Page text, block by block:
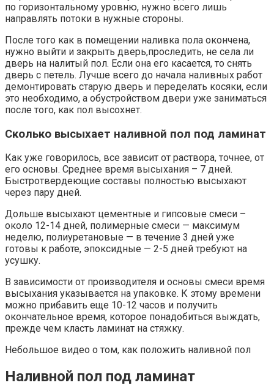
по горизонтальному уровню, нужно всего лишь
направлять потоки в нужные стороны.
После того как в помещении наливка пола окончена,
нужно выйти и закрыть дверь,проследить, не села ли
дверь на налитый пол. Если она его касается, то снять
дверь с петель. Лучше всего до начала наливных работ
демонтировать старую дверь и переделать косяки, если
это необходимо, а обустройством двери уже заниматься
после того, как пол высохнет.
Сколько высыхает наливной пол под ламинат
Как уже говорилось, все зависит от раствора, точнее, от
его основы. Среднее время высыхания – 7 дней.
Быстротвердеющие составы полностью высыхают
через пару дней.
Дольше высыхают цементные и гипсовые смеси –
около 12-14 дней, полимерные смеси — максимум
неделю, полиуретановые — в течение 3 дней уже
готовы к работе, эпоксидные — 2-5 дней требуют на
усушку.
В зависимости от производителя и основы смеси время
высыхания указывается на упаковке. К этому времени
можно прибавить еще 10-12 часов и получить
окончательное время, которое понадобиться выждать,
прежде чем класть ламинат на стяжку.
Небольшое видео о том, как положить наливной пол
Наливной пол под ламинат